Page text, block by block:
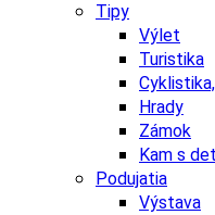
Tipy
Výlet
Turistika
Hrady
Zámok
Kam s
Podujatia
Výstava